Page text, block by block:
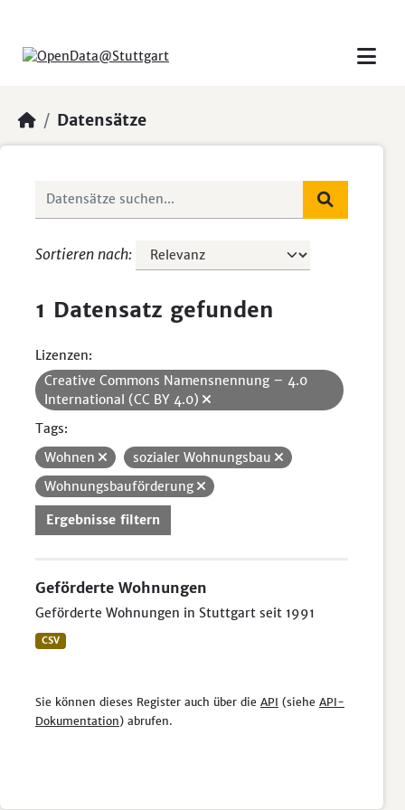
Datensätze
Sortieren nach
1 Datensatz gefunden
Lizenzen:
Creative Commons Namensnennung – 4.0
International (CC BY 4.0)
Tags:
Wohnen
sozialer Wohnungsbau
Wohnungsbauförderung
Ergebnisse filtern
Geförderte Wohnungen
Geförderte Wohnungen in Stuttgart seit 1991
CSV
Sie können dieses Register auch über die API (siehe API-
Dokumentation) abrufen.